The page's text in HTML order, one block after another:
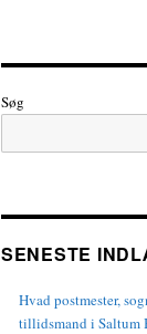
Søg
SENESTE
Hvad postmester,
tillidsmand i Saltum